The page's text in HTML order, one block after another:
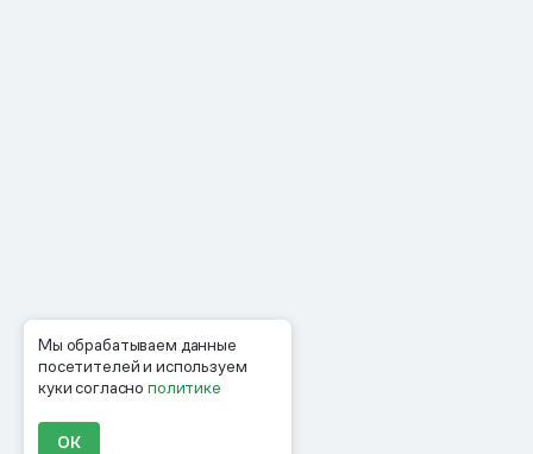
Мы обрабатываем данные
посетителей и используем
куки согласнополитике
ОК